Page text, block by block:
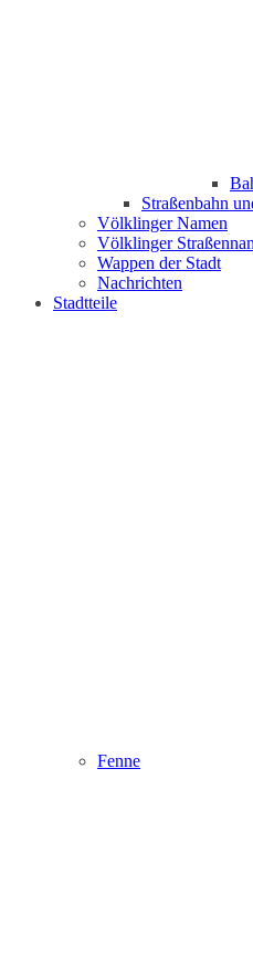
Straßenbahn
Völklinger Namen
Völklinger
Wappen der Stadt
Nachrichten
Stadtteile
Fenne